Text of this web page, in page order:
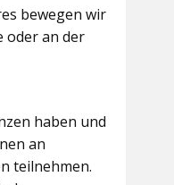
bewegen wir
oder an der
haben und
an
teilnehmen.